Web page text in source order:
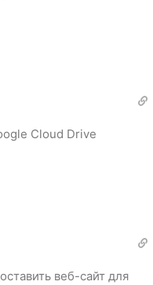
Cloud Drive
веб-сайт для